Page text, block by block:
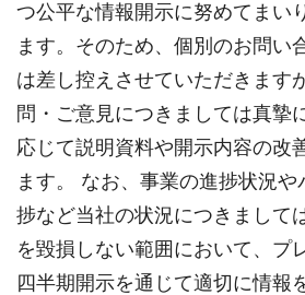
つ公平な情報開示に努めてまい
ます。そのため、個別のお問い
は差し控えさせていただきます
問・ご意見につきましては真摯
応じて説明資料や開示内容の改
ます。 なお、事業の進捗状況や
捗など当社の状況につきまして
を毀損しない範囲において、プ
四半期開示を通じて適切に情報